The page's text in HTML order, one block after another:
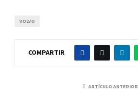
VOLVO
COMPARTIR
ARTÍCULO ANTERIOR